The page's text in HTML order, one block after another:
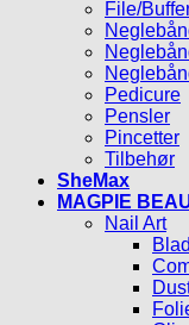
File/
Pedicure
Pensler
Pincetter
Tilbehør
SheMax
MAGPIE
Nail Art